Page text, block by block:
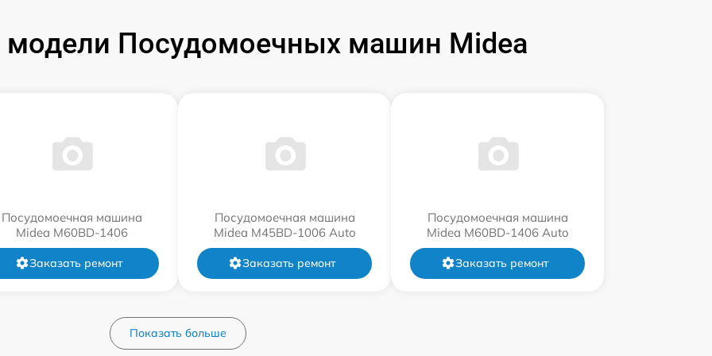
Посудомоечных машин Midea
Посудомоечная машина
Midea M60BD-1406
Заказать ремонт
Посудомоечная машина
Midea M45BD-1006 Auto
Заказать ремонт
Посудомоечная машина
Midea M60BD-1406 Auto
Заказать ремонт
Показать больше